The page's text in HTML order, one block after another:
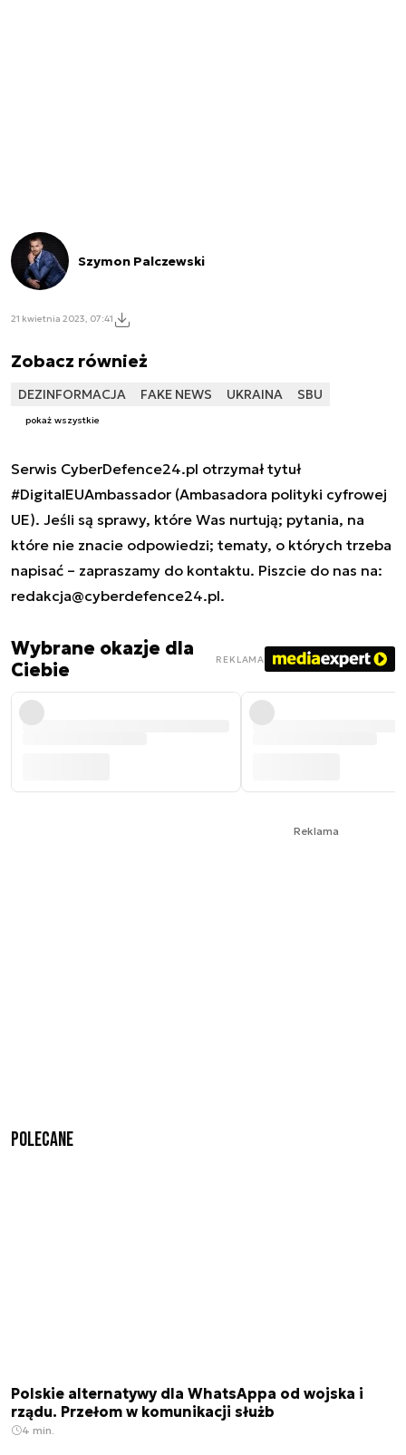
Szymon Palczewski
21 kwietnia 2023, 07:41
Zobacz również
DEZINFORMACJA FAKE NEWS UKRAINA SBU
pokaż wszystkie
Serwis CyberDefence24.pl otrzymał tytuł
#DigitalEUAmbassador (Ambasadora polityki cyfrowej
UE). Jeśli są sprawy, które Was nurtują; pytania, na
które nie znacie odpowiedzi; tematy, o których trzeba
napisać – zapraszamy do kontaktu. Piszcie do nas na:
redakcja@cyberdefence24.pl.
Wybrane okazje dla
Ciebie
REKLAMA
Reklama
Polecane
Polskie alternatywy dla WhatsAppa od wojska i
rządu. Przełom w komunikacji służb
4 min.